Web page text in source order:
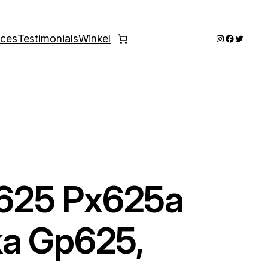
TestimonialsWinkel Instagram
Twitter
Px625a
Gp625,